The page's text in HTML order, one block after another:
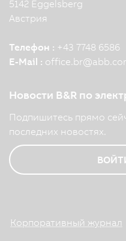
5142 Eggelsberg
Австрия
Телефон : +43 7748 6586
E-Mail : office.br@
Новости B&R по
Подпишитесь прямо
последних новостях.
Корпоративный журнал